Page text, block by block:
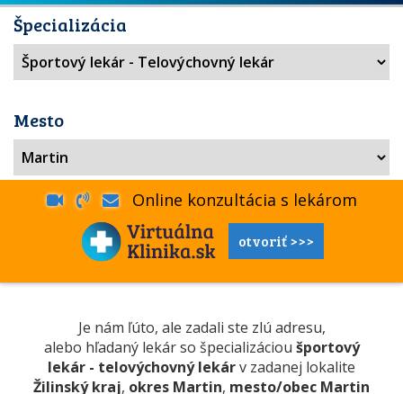
Špecializácia
Mesto
Online konzultácia s lekárom
otvoriť >>>
Je nám ľúto, ale zadali ste zlú adresu,
alebo hľadaný lekár so špecializáciou športový
lekár - telovýchovný lekárv zadanej lokalite
Žilinský kraj, okres Martin, mesto/obec Martin